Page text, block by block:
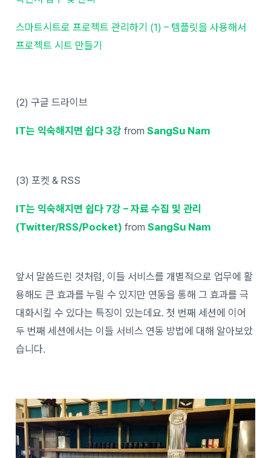
스마트시트로 프로젝트 관리하기 (1) – 템플릿을 사용해서
프로젝트 시트 만들기
(2) 구글 드라이브
IT는 익숙해지면 쉽다 3강 fromSangSu Nam
(3) 포켓 & RSS
IT는 익숙해지면 쉽다 7강 – 자료 수집 및 관리
(Twitter/RSS/Pocket) fromSangSu Nam
앞서 말씀드린 것처럼, 이들 서비스를 개별적으로 업무에 활
용해도 큰 효과를 누릴 수 있지만 연동을 통해 그 효과를 극
대화시킬 수 있다는 특징이 있는데요. 첫 번째 세션에 이어
두 번째 세션에서는 이들 서비스 연동 방법에 대해 알아보았
습니다.